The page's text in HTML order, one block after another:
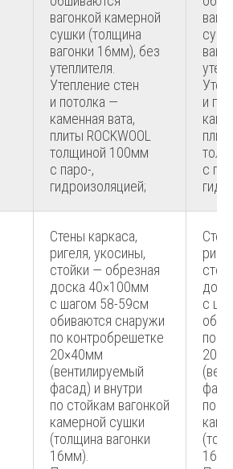
вагонкой камерной
сушки (толщина
вагонки 16мм), без
утеплителя.
Утепление стен
и потолка —
каменная вата,
плиты ROCKWOOL
толщиной 100мм
с паро-,
гидроизоляцией;
и
с
Стены каркаса,
ригеля, укосины,
стойки — обрезная
доска 40×100мм
с шагом 58-59см
обиваются снаружи
по контробрешетке
20×40мм
(вентилируемый
фасад) и внутри
по стойкам вагонкой
камерной сушки
(толщина вагонки
16мм).
с
по
по